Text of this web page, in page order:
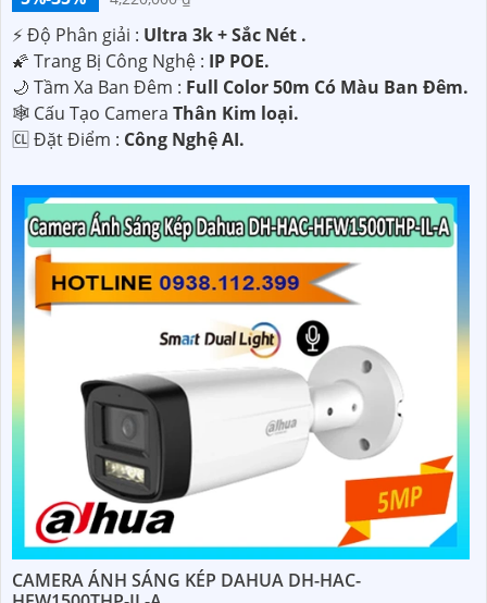
️⚡ Độ Phân giải : Ultra 3k + Sắc Nét .
🌠 Trang Bị Công Nghệ : IP POE.
🌙 Tầm Xa Ban Đêm : Full Color 50m Có Màu Ban Ðêm.
🕸️ Cấu Tạo Camera Thân Kim loại.
️🆑 Đặt Điểm : Công Nghệ AI.
CAMERA ÁNH SÁNG KÉP DAHUA DH-HAC-